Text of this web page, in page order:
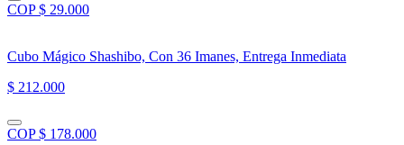
COP $ 29.000
Cubo Mágico Shashibo, Con 36 Imanes, Entrega Inmediata
$ 212.000
COP $ 178.000